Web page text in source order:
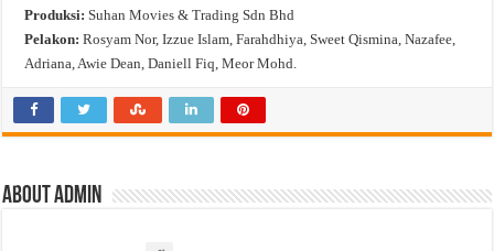
Produksi: Suhan Movies & Trading Sdn Bhd
Pelakon: Rosyam Nor, Izzue Islam, Farahdhiya, Sweet Qismina, Nazafee,
Adriana, Awie Dean, Daniell Fiq, Meor Mohd.
About admin